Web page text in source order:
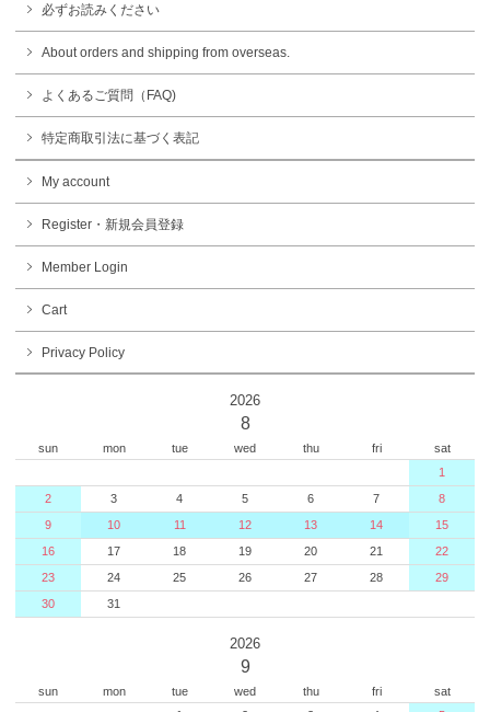
必ずお読みください
About orders and shipping from overseas.
よくあるご質問（FAQ)
特定商取引法に基づく表記
My account
Register・新規会員登録
Member Login
Cart
Privacy Policy
2026
8
sun mon tue wed thu fri
sat
1
2
3 4 5 6 7
8
9
10 11 12 13 14
15
16
17 18 19 20 21
22
23
24 25 26 27 28
29
30
31
2026
9
sun mon tue wed thu fri
sat